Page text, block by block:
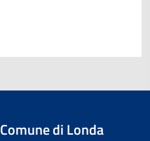
Comune di Londa